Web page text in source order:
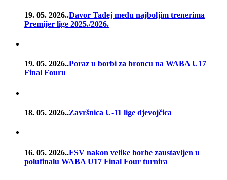
19. 05. 2026..Davor Tadej među najboljim trenerima
Premijer lige 2025./2026.
19. 05. 2026..Poraz u borbi za broncu na WABA U17
Final Fouru
18. 05. 2026..Završnica U-11 lige djevojčica
16. 05. 2026..FSV nakon velike borbe zaustavljen u
polufinalu WABA U17 Final Four turnira